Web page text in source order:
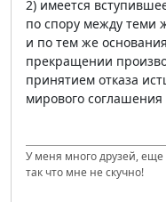
2) имеется
по спору между теми
и по тем же
прекращении
принятием отказа
мирового соглашения
У меня много друзей,
так что мне не скучно!